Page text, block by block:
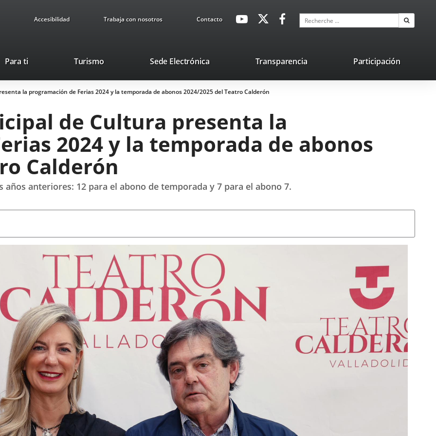
Accesibilidad Trabaja con nosotros ContactoavaHeaderSocial
Enlace
externa.
Enlace
aplicación
externa.
Enlace
aplicación
externa.
Recherche
Para ti TurismoEste
se
abrirá
ventana
nueva.
Sede ElectrónicaEnlace
una
aplicación
Transparencia Participación
la programación de Ferias 2024 y la temporada de abonos 2024/2025 del Teatro Calderón
de Cultura presenta la
2024 y la temporada de abonos
Calderón
años anteriores: 12 para el abono de temporada y 7 para el abono 7.